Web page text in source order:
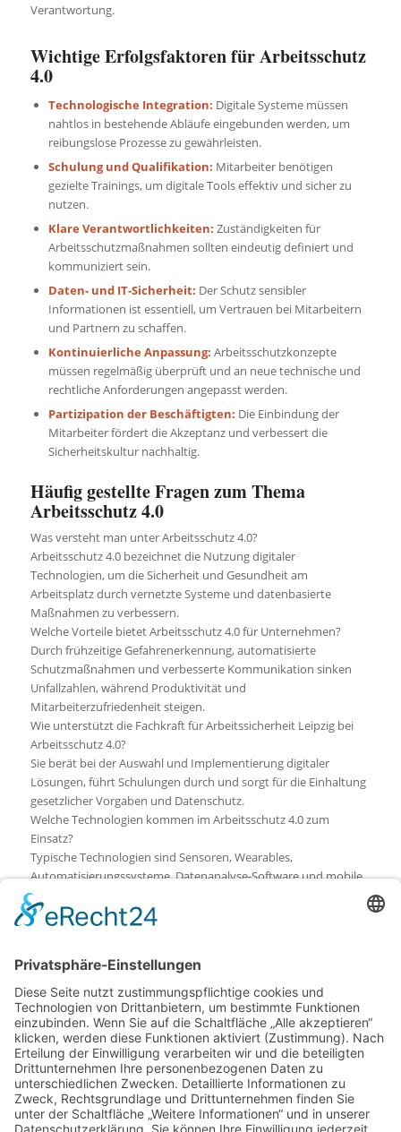
Verantwortung.
Wichtige Erfolgsfaktoren für Arbeitsschutz
4.0
Technologische Integration: Digitale Systeme müssen
nahtlos in bestehende Abläufe eingebunden werden, um
reibungslose Prozesse zu gewährleisten.
Schulung und Qualifikation: Mitarbeiter benötigen
gezielte Trainings, um digitale Tools effektiv und sicher zu
nutzen.
Klare Verantwortlichkeiten: Zuständigkeiten für
Arbeitsschutzmaßnahmen sollten eindeutig definiert und
kommuniziert sein.
Daten- und IT-Sicherheit: Der Schutz sensibler
Informationen ist essentiell, um Vertrauen bei Mitarbeitern
und Partnern zu schaffen.
Kontinuierliche Anpassung: Arbeitsschutzkonzepte
müssen regelmäßig überprüft und an neue technische und
rechtliche Anforderungen angepasst werden.
Partizipation der Beschäftigten: Die Einbindung der
Mitarbeiter fördert die Akzeptanz und verbessert die
Sicherheitskultur nachhaltig.
Häufig gestellte Fragen zum Thema
Arbeitsschutz 4.0
Was versteht man unter Arbeitsschutz 4.0?
Arbeitsschutz 4.0 bezeichnet die Nutzung digitaler
Technologien, um die Sicherheit und Gesundheit am
Arbeitsplatz durch vernetzte Systeme und datenbasierte
Maßnahmen zu verbessern.
Welche Vorteile bietet Arbeitsschutz 4.0 für Unternehmen?
Durch frühzeitige Gefahrenerkennung, automatisierte
Schutzmaßnahmen und verbesserte Kommunikation sinken
Unfallzahlen, während Produktivität und
Mitarbeiterzufriedenheit steigen.
Wie unterstützt die Fachkraft für Arbeitssicherheit Leipzig bei
Arbeitsschutz 4.0?
Sie berät bei der Auswahl und Implementierung digitaler
Lösungen, führt Schulungen durch und sorgt für die Einhaltung
gesetzlicher Vorgaben und Datenschutz.
Welche Technologien kommen im Arbeitsschutz 4.0 zum
Einsatz?
Typische Technologien sind Sensoren, Wearables,
Automatisierungssysteme, Datenanalyse-Software und mobile
Anwendungen für Dokumentation und Kommunikation.
Wie können Beschäftigte auf Arbeitsschutz 4.0 vorbereitet
kontinuierliche Informationsangebote werden Mitarbeiter für
neue digitale Schutzmaßnahmen sensibilisiert.
Welche Rolle spielt die Organisation im Arbeitsschutz 4.0?
Organisatorische Maßnahmen wie klare Verantwortlichkeiten,
offene Kommunikation und regelmäßige Gefahrenmeldungen
sind unverzichtbar für eine sichere und gesunde
Arbeitsumgebung.
Hinweis: Bilder wurden mithilfe künstlicher Intelligenz